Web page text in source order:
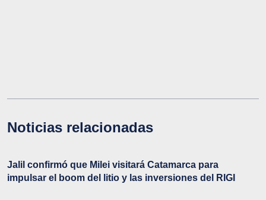
Noticias relacionadas
Jalil confirmó que Milei visitará Catamarca para
impulsar el boom del litio y las inversiones del RIGI